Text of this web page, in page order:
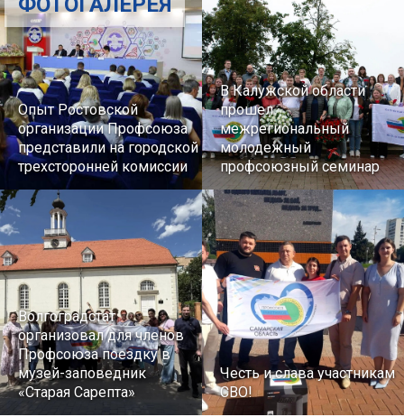
Опыт Ростовской
организации Профсоюза
представили на городской
трехсторонней комиссии
В Калужской области
прошел
межрегиональный
молодежный
профсоюзный семинар
Волгоградстат
организовал для членов
Профсоюза поездку в
музей-заповедник
«Старая Сарепта»
Честь и слава участникам
СВО!